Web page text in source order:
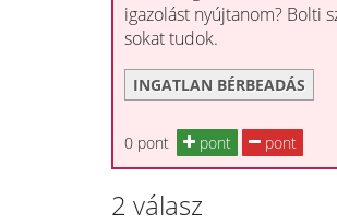
igazolást nyújtanom? Bolti
sokat tudok.
INGATLAN BÉRBEADÁS
0 pont pont pont
2 válasz